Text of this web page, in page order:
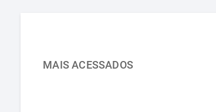
MAIS ACESSADOS